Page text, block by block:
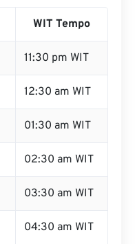
WIT Tempo
11:30 pm WIT
12:30 am WIT
01:30 am WIT
02:30 am WIT
03:30 am WIT
04:30 am WIT